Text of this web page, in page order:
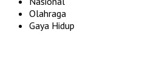
Olahraga
Gaya Hidup